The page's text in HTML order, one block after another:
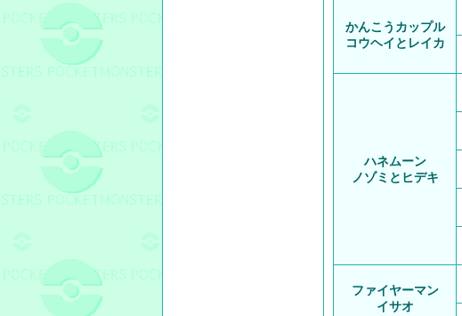
かんこうカップル
コウヘイとレイカ
ハネムーン
ノゾミとヒデキ
ファイヤーマン
イサオ